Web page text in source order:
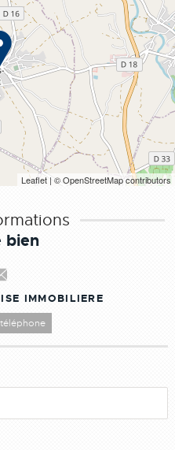
Leaflet | © OpenStreetMap contributors
bien
IMMOBILIERE